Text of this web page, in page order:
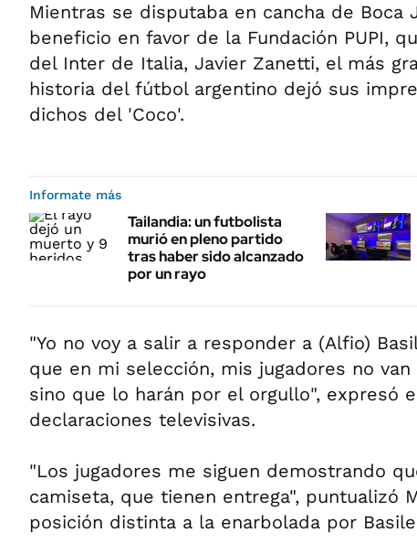
Mientras se disputaba en cancha de Boca
beneficio en favor de la Fundación PUPI,
del Inter de Italia, Javier Zanetti, el más
historia del fútbol argentino dejó sus
dichos del 'Coco'.
Informate más
Tailandia: un futbolista
murió en pleno partido
tras haber sido alcanzado
por un rayo
"Yo no voy a salir a responder a (Alfio)
que en mi selección, mis jugadores no
sino que lo harán por el orgullo", expresó
declaraciones televisivas.
"Los jugadores me siguen demostrando
camiseta, que tienen entrega", puntualizó
posición distinta a la enarbolada por